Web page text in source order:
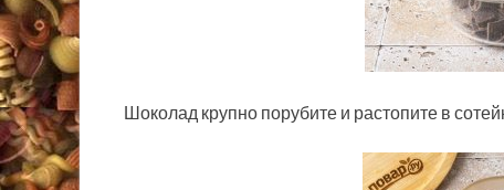
Шоколад крупно порубите и растопите в